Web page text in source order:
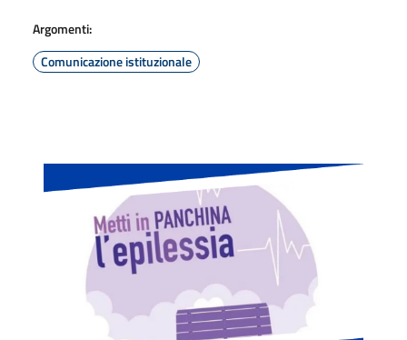
Argomenti:
Comunicazione istituzionale